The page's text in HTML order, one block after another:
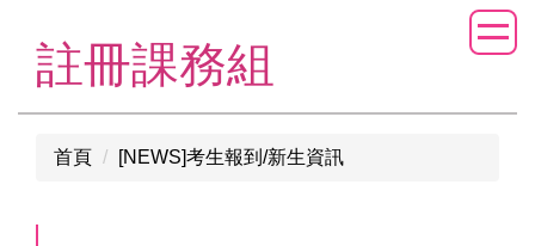
註冊課務組
首頁 [NEWS]考生報到/新生資訊